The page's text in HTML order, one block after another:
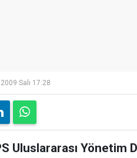
Salı 17:28
Uluslararası Yönetim